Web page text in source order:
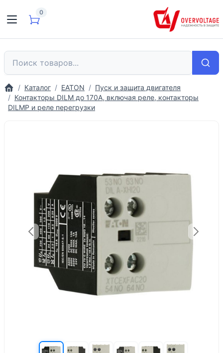
0
Каталог EATON
Пуск и защита двигателя
Контакторы DILM до 170A, включая реле, контакторы
DILMP и реле перегрузки